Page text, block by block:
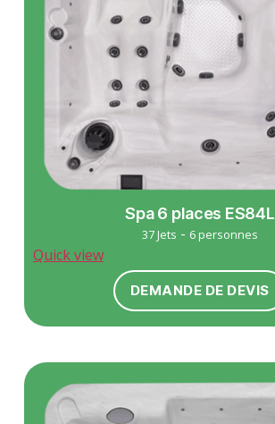
Spa 6 places ES84L
37 Jets - 6 personnes
Quick view
DEMANDE DE DEVIS